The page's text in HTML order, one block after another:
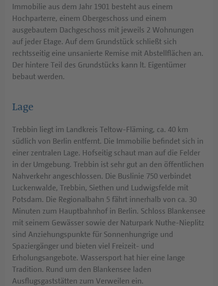
Immobilie aus dem Jahr 1901 besteht aus einem
Hochparterre, einem Obergeschoss und einem
ausgebautem Dachgeschoss mit jeweils 2 Wohnungen
auf jeder Etage. Auf dem Grundstück schließt sich
rechtsseitig eine unsanierte Remise mit Abstellflächen an.
Der hintere Teil des Grundstücks kann lt. Eigentümer
bebaut werden.
Lage
Trebbin liegt im Landkreis Teltow-Fläming, ca. 40 km
südlich von Berlin entfernt. Die Immobilie befindet sich in
einer zentralen Lage. Hofseitig schaut man auf die Felder
in der Umgebung. Trebbin ist sehr gut an den öffentlichen
Nahverkehr angeschlossen. Die Buslinie 750 verbindet
Luckenwalde, Trebbin, Siethen und Ludwigsfelde mit
Potsdam. Die Regionalbahn 5 fährt innerhalb von ca. 30
Minuten zum Hauptbahnhof in Berlin. Schloss Blankensee
mit seinem Gewässer sowie der Naturpark Nuthe-Nieplitz
sind Anziehungspunkte für Sonnenhungrige und
Spaziergänger und bieten viel Freizeit- und
Erholungsangebote. Wassersport hat hier eine lange
Tradition. Rund um den Blankensee laden
Ausflugsgaststätten zum Verweilen ein.